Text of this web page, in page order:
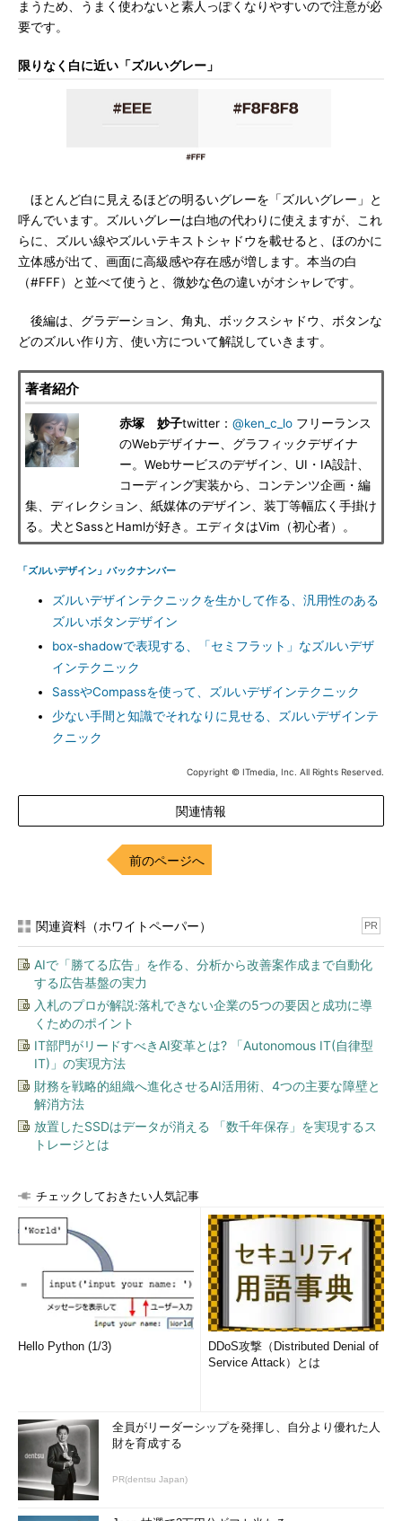
まうため、うまく使わないと素人っぽくなりやすいので注意が必
要です。
限りなく白に近い「ズルいグレー」
ほとんど白に見えるほどの明るいグレーを「ズルいグレー」と
呼んでいます。ズルいグレーは白地の代わりに使えますが、これ
らに、ズルい線やズルいテキストシャドウを載せると、ほのかに
立体感が出て、画面に高級感や存在感が増します。本当の白
（#FFF）と並べて使うと、微妙な色の違いがオシャレです。
後編は、グラデーション、角丸、ボックスシャドウ、ボタンな
どのズルい作り方、使い方について解説していきます。
著者紹介
赤塚 妙子twitter： @ken_c_lo フリーランス
のWebデザイナー、グラフィックデザイナ
ー。Webサービスのデザイン、UI・IA設計、
コーディング実装から、コンテンツ企画・編
集、ディレクション、紙媒体のデザイン、装丁等幅広く手掛け
る。犬とSassとHamlが好き。エディタはVim（初心者）。
「ズルいデザイン」バックナンバー
ズルいデザインテクニックを生かして作る、汎用性のある
ズルいボタンデザイン
box-shadowで表現する、「セミフラット」なズルいデザ
インテクニック
SassやCompassを使って、ズルいデザインテクニック
少ない手間と知識でそれなりに見せる、ズルいデザインテ
クニック
Copyright © ITmedia, Inc. All Rights Reserved.
関連情報
前のページへ
関連資料（ホワイトペーパー） PR
AIで「勝てる広告」を作る、分析から改善案作成まで自動化
する広告基盤の実力
入札のプロが解説:落札できない企業の5つの要因と成功に導
くためのポイント
IT部門がリードすべきAI変革とは? 「Autonomous IT(自律型
IT)」の実現方法
財務を戦略的組織へ進化させるAI活用術、4つの主要な障壁と
解消方法
放置したSSDはデータが消える 「数千年保存」を実現するス
トレージとは
チェックしておきたい人気記事
Hello Python (1/3)
DDoS攻撃（Distributed Denial of
Service Attack）とは
全員がリーダーシップを発揮し、自分より優れた人
財を育成する
PR(dentsu Japan)